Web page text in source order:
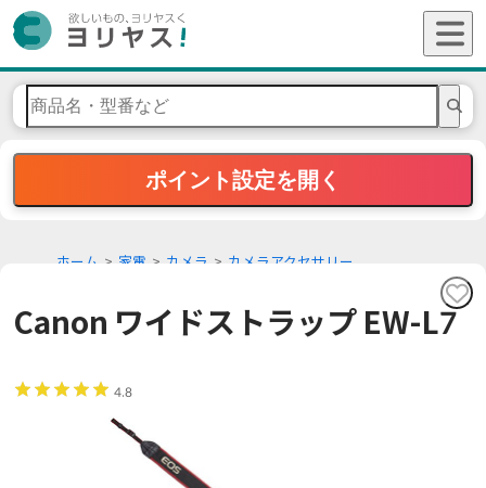
ポイント設定を開く
ホーム 家電 カメラ カメラアクセサリー
Canon ワイドストラップ EW-L7
4.8